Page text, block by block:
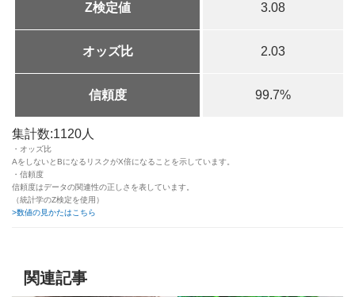
Z検定値 3.08
オッズ比 2.03
信頼度 99.7%
集計数:1120人
・オッズ比
AをしないとBになるリスクがX倍になることを示しています。
・信頼度
信頼度はデータの関連性の正しさを表しています。
（統計学のZ検定を使用）
>数値の見かたはこちら
関連記事